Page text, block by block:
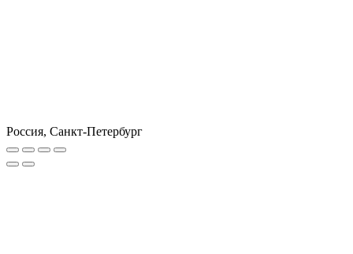
Россия, Санкт-Петербург